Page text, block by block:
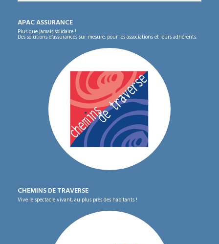
APAC ASSURANCE
Plus que jamais solidaire !
Des solutions d’assurances sur-mesure, pour les associations et leurs adhérents.
CHEMINS DE TRAVERSE
Vive le spectacle vivant, au plus près des habitants !